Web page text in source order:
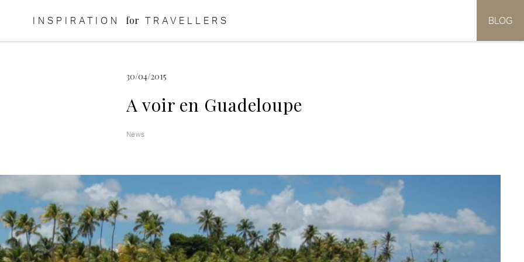
INSPIRATION for TRAVELLERS BLOG
30/04/2015
A voir en Guadeloupe
News